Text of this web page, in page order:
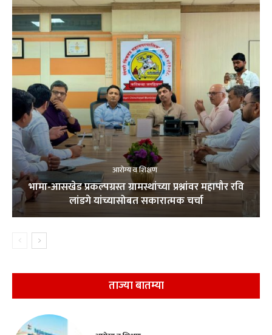
आरोग्य व शिक्षण
भामा-आसखेड प्रकल्पग्रस्त ग्रामस्थांच्या प्रश्नांवर महापौर रवि
लांडगे यांच्यासोबत सकारात्मक चर्चा
ताज्या बातम्या